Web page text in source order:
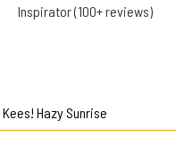
Inspirator (100+ reviews)
Kees! Hazy Sunrise